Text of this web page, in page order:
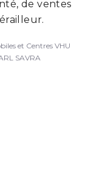
de ventes
et Centres VHU
SAVRA